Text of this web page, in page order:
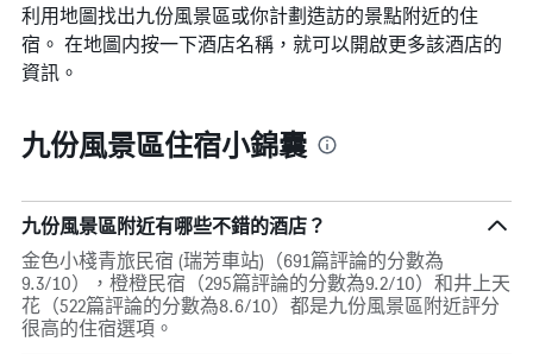
利用地圖找出九份風景區​​或你計劃造訪的景點附近的住
宿。 在地圖内按一下酒店名稱，就可以開啟更多該酒店的
資訊。
九份風景區住宿小錦囊
九份風景區附近有哪些不錯的酒店？
金色小棧青旅民宿 (瑞芳車站)（691篇評論的分數為
9.3/10），橙橙民宿（295篇評論的分數為9.2/10）和井上天
花（522篇評論的分數為8.6/10）都是九份風景區附近評分
很高的住宿選項。